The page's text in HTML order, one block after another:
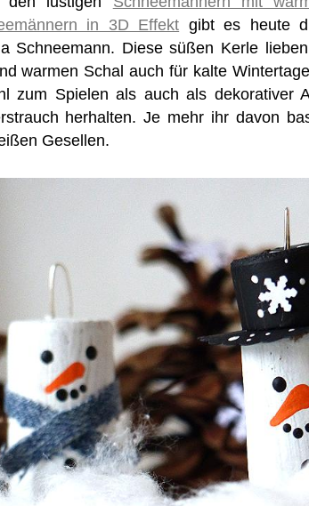
in 3D Effekt gibt es heute
Schneemann. Diese süßen Kerle
warmen Schal auch für kalte
zum Spielen als auch als dekorativer
herhalten. Je mehr ihr davon
Gesellen.